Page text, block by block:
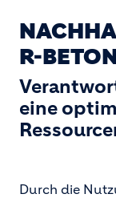
R-
eine
Durch die